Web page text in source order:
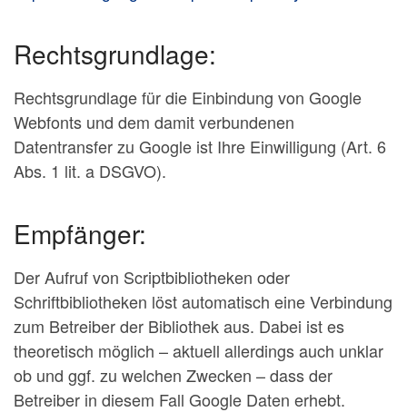
Rechtsgrundlage:
Rechtsgrundlage für die Einbindung von Google
Webfonts und dem damit verbundenen
Datentransfer zu Google ist Ihre Einwilligung (Art. 6
Abs. 1 lit. a DSGVO).
Empfänger:
Der Aufruf von Scriptbibliotheken oder
Schriftbibliotheken löst automatisch eine Verbindung
zum Betreiber der Bibliothek aus. Dabei ist es
theoretisch möglich – aktuell allerdings auch unklar
ob und ggf. zu welchen Zwecken – dass der
Betreiber in diesem Fall Google Daten erhebt.